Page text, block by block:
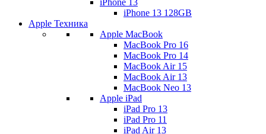
iPhone 13
iPhone 13 128GB
Apple Техника
Apple MacBook
MacBook Pro 16
MacBook Pro 14
MacBook Air 15
MacBook Air 13
MacBook Neo 13
Apple iPad
iPad Pro 13
iPad Pro 11
iPad Air 13